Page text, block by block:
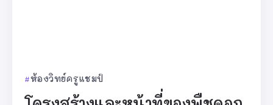
ห้องวิทย์ครูแชมป์